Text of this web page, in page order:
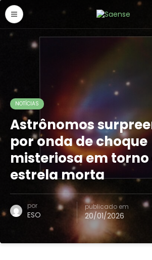
NOTÍCIAS
Astrônomos
por onda de choque
misteriosa em torno
estrela morta
por
ESO
publicado em
20/01/2026